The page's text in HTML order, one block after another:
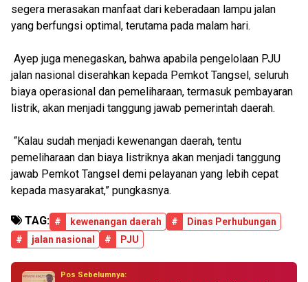
segera merasakan manfaat dari keberadaan lampu jalan
yang berfungsi optimal, terutama pada malam hari.
Ayep juga menegaskan, bahwa apabila pengelolaan PJU
jalan nasional diserahkan kepada Pemkot Tangsel, seluruh
biaya operasional dan pemeliharaan, termasuk pembayaran
listrik, akan menjadi tanggung jawab pemerintah daerah.
“Kalau sudah menjadi kewenangan daerah, tentu
pemeliharaan dan biaya listriknya akan menjadi tanggung
jawab Pemkot Tangsel demi pelayanan yang lebih cepat
kepada masyarakat,” pungkasnya.
TAG: # kewenangan daerah #
Dinas Perhubungan
#
jalan nasional # PJU
Pos Sebelumnya: